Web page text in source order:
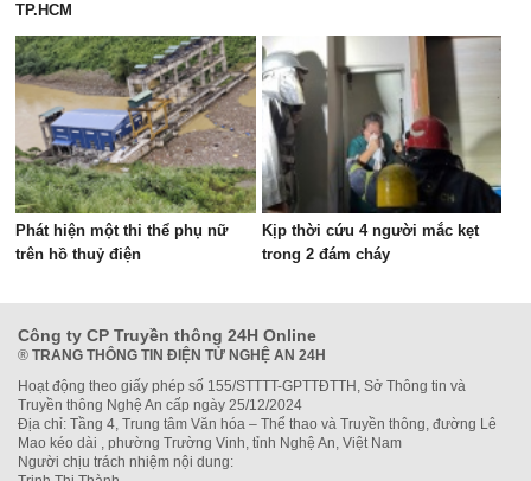
TP.HCM
Phát hiện một thi thể phụ nữ
trên hồ thuỷ điện
Kịp thời cứu 4 người mắc kẹt
trong 2 đám cháy
Công ty CP Truyền thông 24H Online
® TRANG THÔNG TIN ĐIỆN TỬ NGHỆ AN 24H
Hoạt động theo giấy phép số 155/STTTT-GPTTĐTTH, Sở Thông tin và
Truyền thông Nghệ An cấp ngày 25/12/2024
Địa chỉ: Tầng 4, Trung tâm Văn hóa – Thể thao và Truyền thông, đường Lê
Mao kéo dài , phường Trường Vinh, tỉnh Nghệ An, Việt Nam
Người chịu trách nhiệm nội dung: